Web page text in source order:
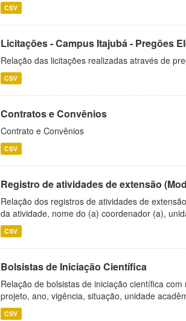
CSV
Licitações - Campus Itajubá - Pregões
Relação das licitações realizadas através de
CSV
Contratos e Convênios
Contrato e Convênios
CSV
Registro de atividades de extensão
Relação dos registros de atividades de
da atividade, nome do (a) coordenador (a),
CSV
Bolsistas de Iniciação Científica
Relação de bolsistas de iniciação científica
projeto, ano, vigência, situação, unidade
CSV